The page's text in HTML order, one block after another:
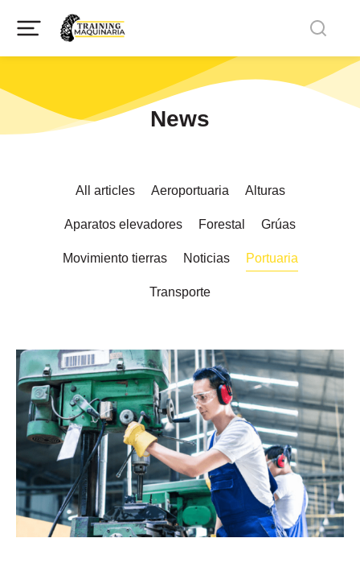
News
All articles Aeroportuaria Alturas
Aparatos elevadores Forestal Grúas
Movimiento tierras Noticias Portuaria
Transporte